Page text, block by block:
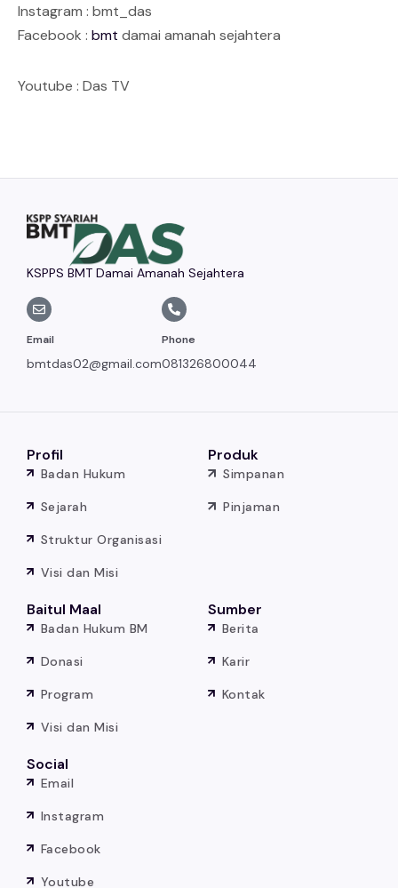
Instagram : bmt_das
Facebook : bmt damai amanah sejahtera
Youtube : Das TV
KSPPS BMT Damai Amanah Sejahtera
Email
bmtdas02@gmail.com
Phone
081326800044
Profil
Badan Hukum
Sejarah
Struktur Organisasi
Visi dan Misi
Produk
Simpanan
Pinjaman
Baitul Maal
Badan Hukum BM
Donasi
Program
Visi dan Misi
Sumber
Berita
Karir
Kontak
Social
Email
Instagram
Facebook
Youtube